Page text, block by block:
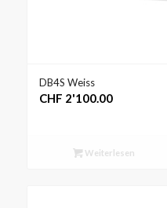
DB4S Weiss
CHF 2'100.00
Weiterlesen